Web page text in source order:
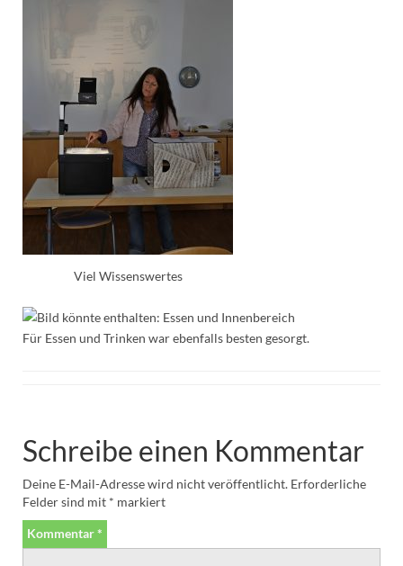
Viel Wissenswertes
Für Essen und Trinken war ebenfalls besten gesorgt.
Schreibe einen Kommentar
Deine E-Mail-Adresse wird nicht veröffentlicht. Erforderliche
Felder sind mit * markiert
Kommentar*